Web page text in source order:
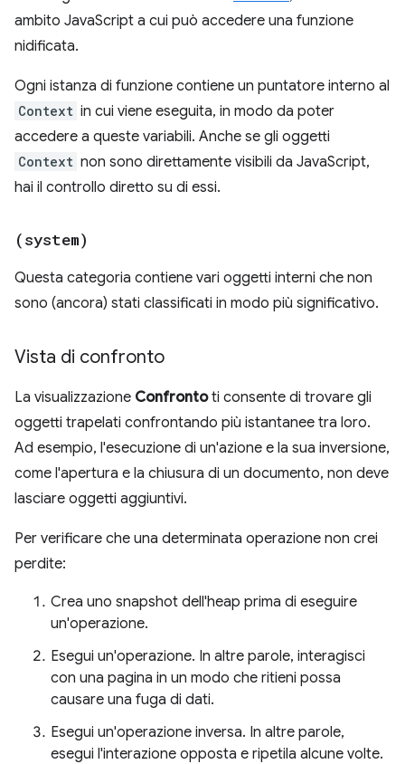
ambito JavaScript a cui può accedere una funzione
nidificata.
Ogni istanza di funzione contiene un puntatore interno al
Context in cui viene eseguita, in modo da poter
accedere a queste variabili. Anche se gli oggetti
Context non sono direttamente visibili da JavaScript,
hai il controllo diretto su di essi.
(system)
Questa categoria contiene vari oggetti interni che non
sono (ancora) stati classificati in modo più significativo.
Vista di confronto
La visualizzazione Confrontoti consente di trovare gli
oggetti trapelati confrontando più istantanee tra loro.
Ad esempio, l'esecuzione di un'azione e la sua inversione,
come l'apertura e la chiusura di un documento, non deve
lasciare oggetti aggiuntivi.
Per verificare che una determinata operazione non crei
perdite:
Crea uno snapshot dell'heap prima di eseguire
un'operazione.
Esegui un'operazione. In altre parole, interagisci
con una pagina in un modo che ritieni possa
causare una fuga di dati.
Esegui un'operazione inversa. In altre parole,
esegui l'interazione opposta e ripetila alcune volte.